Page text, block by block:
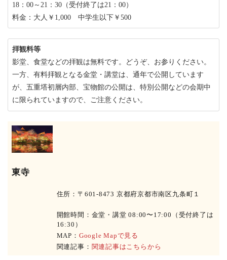
18：00～21：30（受付終了は21：00）
料金：大人￥1,000 中学生以下￥500
拝観料等
影堂、食堂などの拝観は無料です。どうぞ、お参りください。
一方、有料拝観となる金堂・講堂は、通年で公開しています
が、五重塔初層内部、宝物館の公開は、特別公開などの会期中
に限られていますので、ご注意ください。
東寺
住所：〒601-8473 京都府京都市南区九条町１
開館時間：金堂・講堂 08:00〜17:00（受付終了は
16:30）
MAP： Google Mapで見る
関連記事： 関連記事はこちらから